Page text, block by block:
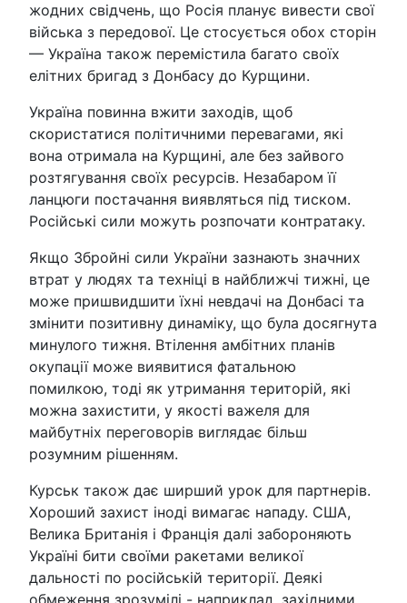
жодних свідчень, що Росія планує вивести свої
війська з передової. Це стосується обох сторін
— Україна також перемістила багато своїх
елітних бригад з Донбасу до Курщини.
Україна повинна вжити заходів, щоб
скористатися політичними перевагами, які
вона отримала на Курщині, але без зайвого
розтягування своїх ресурсів. Незабаром її
ланцюги постачання виявляться під тиском.
Російські сили можуть розпочати контратаку.
Якщо Збройні сили України зазнають значних
втрат у людях та техніці в найближчі тижні, це
може пришвидшити їхні невдачі на Донбасі та
змінити позитивну динаміку, що була досягнута
минулого тижня. Втілення амбітних планів
окупації може виявитися фатальною
помилкою, тоді як утримання територій, які
можна захистити, у якості важеля для
майбутніх переговорів виглядає більш
розумним рішенням.
Курськ також дає ширший урок для партнерів.
Хороший захист іноді вимагає нападу. США,
Велика Британія і Франція далі забороняють
Україні бити своїми ракетами великої
дальності по російській території. Деякі
обмеження зрозумілі - наприклад, західними